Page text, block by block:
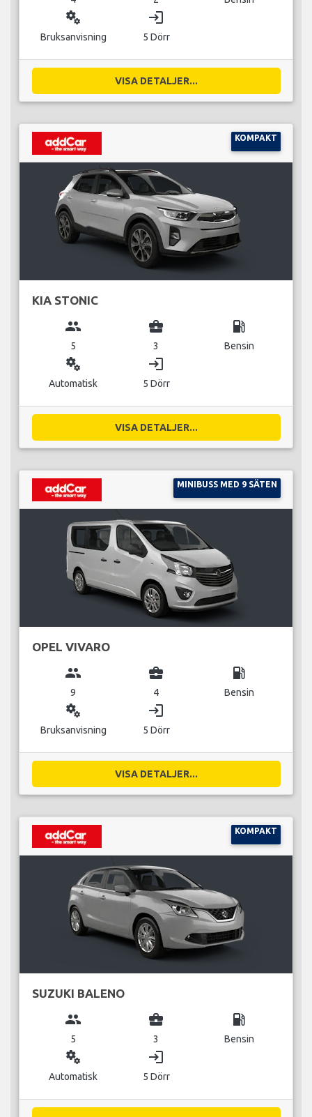
miscellaneous_services
Bruksanvisning
login
5 Dörr
VISA DETALJER...
KOMPAKT
KIA STONIC
group
5
business_center
3
local_gas_station
Bensin
miscellaneous_services
Automatisk
login
5 Dörr
VISA DETALJER...
MINIBUSS MED 9 SÄTEN
OPEL VIVARO
group
9
business_center
4
local_gas_station
Bensin
miscellaneous_services
Bruksanvisning
login
5 Dörr
VISA DETALJER...
KOMPAKT
SUZUKI BALENO
group
5
business_center
3
local_gas_station
Bensin
miscellaneous_services
Automatisk
login
5 Dörr